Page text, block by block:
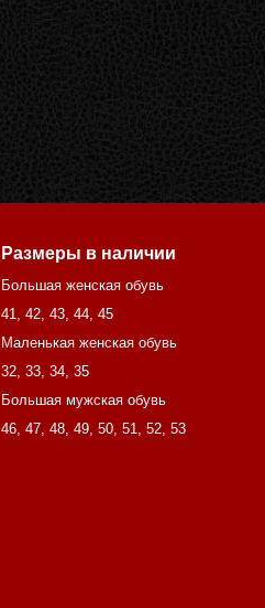
Размеры в наличии
Большая женская обувь
41, 42, 43, 44, 45
Маленькая женская обувь
32, 33, 34, 35
Большая мужская обувь
46, 47, 48, 49, 50, 51, 52, 53